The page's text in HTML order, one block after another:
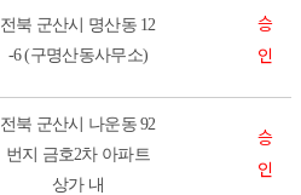
전북 군산시 명산동 12
-6 (구명산동사무소)
승
인
전북 군산시 나운동 92
번지 금호2차 아파트
상가 내
승
인